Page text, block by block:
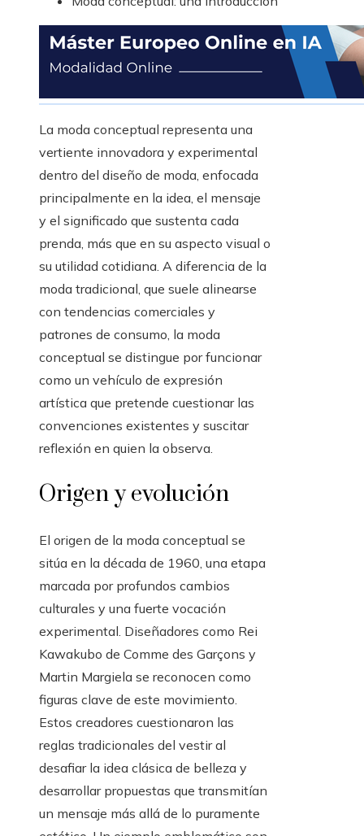
La moda conceptual representa una
vertiente innovadora y experimental
dentro del diseño de moda, enfocada
principalmente en la idea, el mensaje
y el significado que sustenta cada
prenda, más que en su aspecto visual o
su utilidad cotidiana. A diferencia de la
moda tradicional, que suele alinearse
con tendencias comerciales y
patrones de consumo, la moda
conceptual se distingue por funcionar
como un vehículo de expresión
artística que pretende cuestionar las
convenciones existentes y suscitar
reflexión en quien la observa.
Origen y evolución
El origen de la moda conceptual se
sitúa en la década de 1960, una etapa
marcada por profundos cambios
culturales y una fuerte vocación
experimental. Diseñadores como Rei
Kawakubo de Comme des Garçons y
Martin Margiela se reconocen como
figuras clave de este movimiento.
Estos creadores cuestionaron las
reglas tradicionales del vestir al
desafiar la idea clásica de belleza y
desarrollar propuestas que transmitían
un mensaje más allá de lo puramente